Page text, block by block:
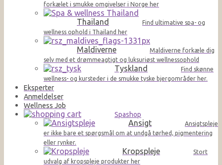
forkælet i smukke omgivelser i Norge her
Thailand
Find ultimative spa- og
wellness ophold i Thailand her
Maldiverne
Maldiverne forkæle dig
selv med et drømmeagtigt og luksuriøst wellnessophold
Tyskland
Find skønne
wellness- og kursteder i de smukke tyske bjergområder her.
Eksperter
Anmeldelser
Wellness Job
Spashop
Ansigt
Ansigtspleje
er ikke bare et spørgsmål om at undgå tørhed, pigmentering
eller rynker.
Kropspleje
Stort
udvalg af kropspleje produkter her